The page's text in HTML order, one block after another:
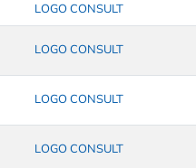
LOGO CONSULT
LOGO CONSULT
LOGO CONSULT
LOGO CONSULT